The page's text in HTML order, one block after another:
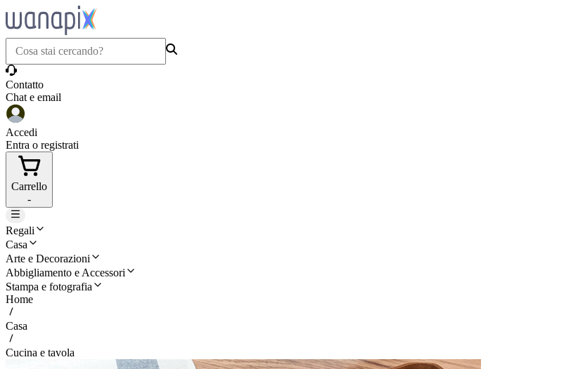
Contatto
Chat e email
Accedi
Entra o registrati
Carrello
-
Regali
Casa
Arte e Decorazioni
Abbigliamento e Accessori
Stampa e fotografia
Home
Casa
Cucina e tavola